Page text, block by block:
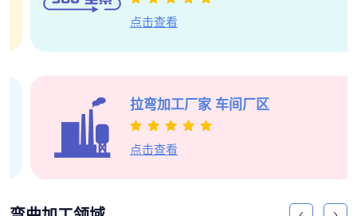
点击查看
拉弯加工厂家车间厂区
点击查看